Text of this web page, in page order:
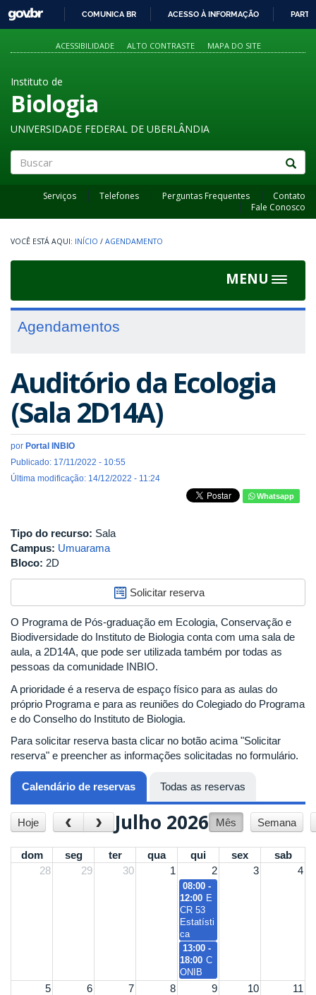
PARA
O
GOVBR
COMUNICA BR ACESSO À INFORMAÇÃO
ACESSIBILIDADE ALTO CONTRASTE MAPA DO SITE
Instituto de
Biologia
UNIVERSIDADE FEDERAL DE UBERLÂNDIA
Serviços Telefones Perguntas Frequentes
Contato
Fale Conosco
INÍCIO / AGENDAMENTO
MENU
Toggle
Agendamentos
Auditório da Ecologia
(Sala 2D14A)
por Portal INBIO
Publicado: 17/11/2022 - 10:55
Última modificação: 14/12/2022 - 11:24
Whatsapp
Tipo do recurso: Sala
Campus: Umuarama
Bloco: 2D
Solicitar reserva
O Programa de Pós-graduação em Ecologia, Conservação e
Biodiversidade do Instituto de Biologia conta com uma sala de
aula, a 2D14A, que pode ser utilizada também por todas as
pessoas da comunidade INBIO.
A prioridade é a reserva de espaço físico para as aulas do
próprio Programa e para as reuniões do Colegiado do Programa
e do Conselho do Instituto de Biologia.
Para solicitar reserva basta clicar no botão acima "Solicitar
reserva" e preencher as informações solicitadas no formulário.
Calendário de reservas (aba ativa)
Todas as reservas
Hoje ‹ › Julho 2026 Mês Semana
13:00 -
18:00 C
ONIB
08:00 -
12:00 E
CR 53
Estatísti
ca
dom seg ter qua qui sex
sab
28
29 30 1 2 3 4
5 6 7 8 9 10 11